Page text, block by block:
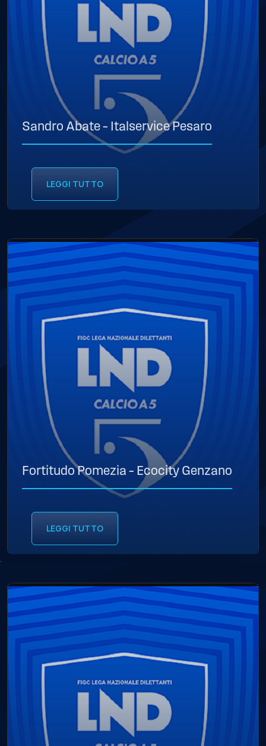
Sandro Abate – Italservice Pesaro
LEGGI TUTTO
Fortitudo Pomezia – Ecocity Genzano
LEGGI TUTTO